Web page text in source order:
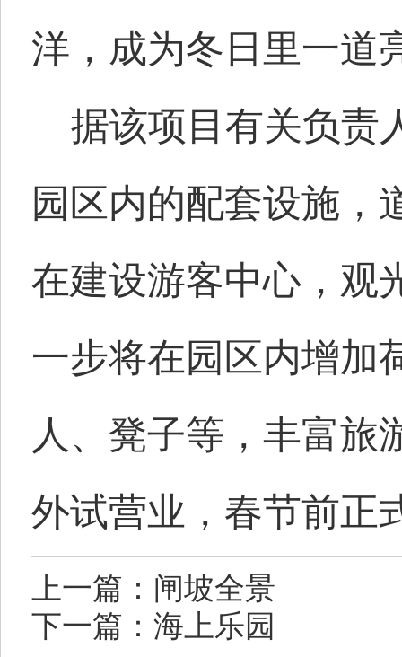
洋，成为冬日里一道
据该项目有关负责
园区内的配套设施，
在建设游客中心，观
一步将在园区内增加
人、凳子等，丰富旅
外试营业，春节前正
上一篇：闸坡全景
下一篇：海上乐园